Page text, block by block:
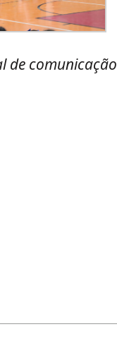
de comunicação